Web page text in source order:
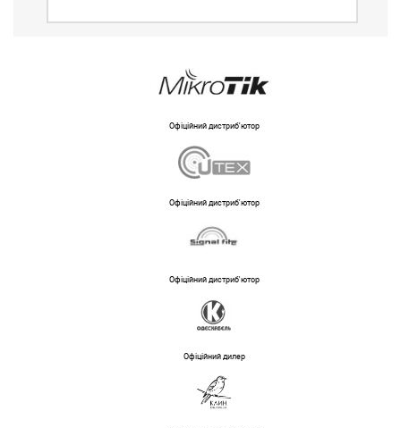
Офіційний дистриб'ютор
Офіційний дистриб'ютор
Офіційний дистриб'ютор
Офіційний дилер